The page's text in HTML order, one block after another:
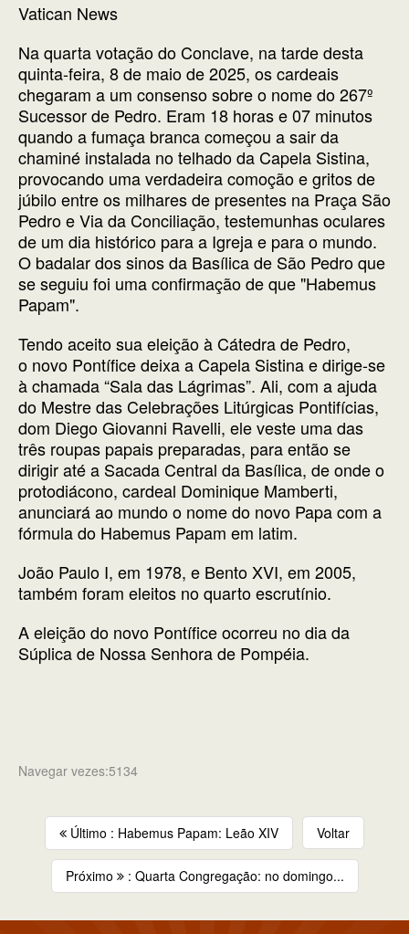
Vatican News
Na quarta votação do Conclave, na tarde desta
quinta-feira, 8 de maio de 2025, os cardeais
chegaram a um consenso sobre o nome do 267º
Sucessor de Pedro. Eram 18 horas e 07 minutos
quando a fumaça branca começou a sair da
chaminé instalada no telhado da Capela Sistina,
provocando uma verdadeira comoção e gritos de
júbilo entre os milhares de presentes na Praça São
Pedro e Via da Conciliação, testemunhas oculares
de um dia histórico para a Igreja e para o mundo.
O badalar dos sinos da Basílica de São Pedro que
se seguiu foi uma confirmação de que "Habemus
Papam".
Tendo aceito sua eleição à Cátedra de Pedro,
o novo Pontífice deixa a Capela Sistina e dirige-se
à chamada “Sala das Lágrimas”. Ali, com a ajuda
do Mestre das Celebrações Litúrgicas Pontifícias,
dom Diego Giovanni Ravelli, ele veste uma das
três roupas papais preparadas, para então se
dirigir até a Sacada Central da Basílica, de onde o
protodiácono, cardeal Dominique Mamberti,
anunciará ao mundo o nome do novo Papa com a
fórmula do Habemus Papam em latim.
João Paulo I, em 1978, e Bento XVI, em 2005,
também foram eleitos no quarto escrutínio.
A eleição do novo Pontífice ocorreu no dia da
Súplica de Nossa Senhora de Pompéia.
Navegar vezes:5134
Último : Habemus Papam: Leão XIV Voltar
Próximo : Quarta Congregação: no domingo...